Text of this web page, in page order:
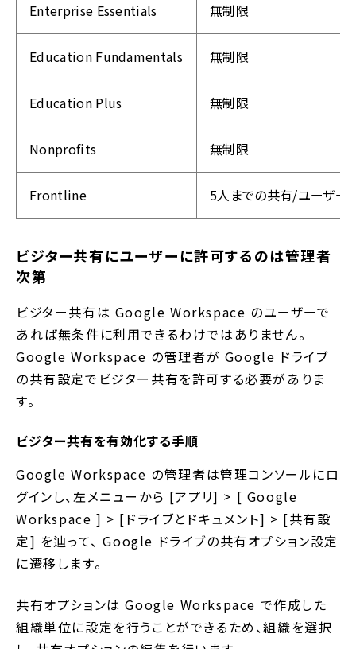
Enterprise Essentials 無制限
Education Fundamentals 無制限
Education Plus 無制限
Nonprofits 無制限
Frontline 5人までの共有/ユーザー
ビジター共有にユーザーに許可するのは管理者
次第
ビジター共有は Google Workspace のユーザーで
あれば無条件に利用できるわけではありません。
Google Workspace の管理者が Google ドライブ
の共有設定でビジター共有を許可する必要がありま
す。
ビジター共有を有効化する手順
Google Workspace の管理者は管理コンソールにロ
グインし、左メニューから [アプリ] > [ Google
Workspace ] > [ドライブとドキュメント] > [共有設
定] を辿って、 Google ドライブの共有オプション設定
に遷移します。
共有オプションは Google Workspace で作成した
組織単位に設定を行うことができるため、組織を選択